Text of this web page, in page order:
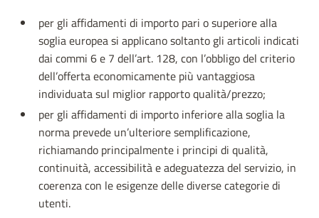
per gli affidamenti di importo pari o superiore alla
soglia europea si applicano soltanto gli articoli indicati
dai commi 6 e 7 dell’art. 128, con l’obbligo del criterio
dell’offerta economicamente più vantaggiosa
individuata sul miglior rapporto qualità/prezzo;
per gli affidamenti di importo inferiore alla soglia la
norma prevede un’ulteriore semplificazione,
richiamando principalmente i principi di qualità,
continuità, accessibilità e adeguatezza del servizio, in
coerenza con le esigenze delle diverse categorie di
utenti.